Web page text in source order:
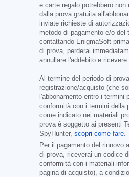
e carte regalo potrebbero
dalla prova gratuita
inviate richieste di
metodo di pagamento e/o
contattando EnigmaSoft
di prova, perderai
annullare l'addebito e
Al termine del periodo di
registrazione/acquisto (che
l'abbonamento entro i
conformità con i termini della
come indicato nei materiali
prova è soggetto ai presenti
SpyHunter, scopri come fare.
Per il pagamento del rinnovo
di prova, riceverai un codice
conformità con i materiali
pagina di acquisto), a